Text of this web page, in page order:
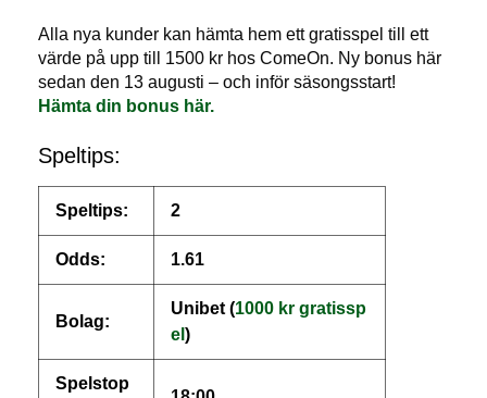
Alla nya kunder kan hämta hem ett gratisspel till ett
värde på upp till 1500 kr hos ComeOn. Ny bonus här
sedan den 13 augusti – och inför säsongsstart!
Hämta din bonus här.
Speltips:
Speltips: 2
Odds: 1.61
Bolag:
Unibet (1000 kr gratissp
el )
Spelstop